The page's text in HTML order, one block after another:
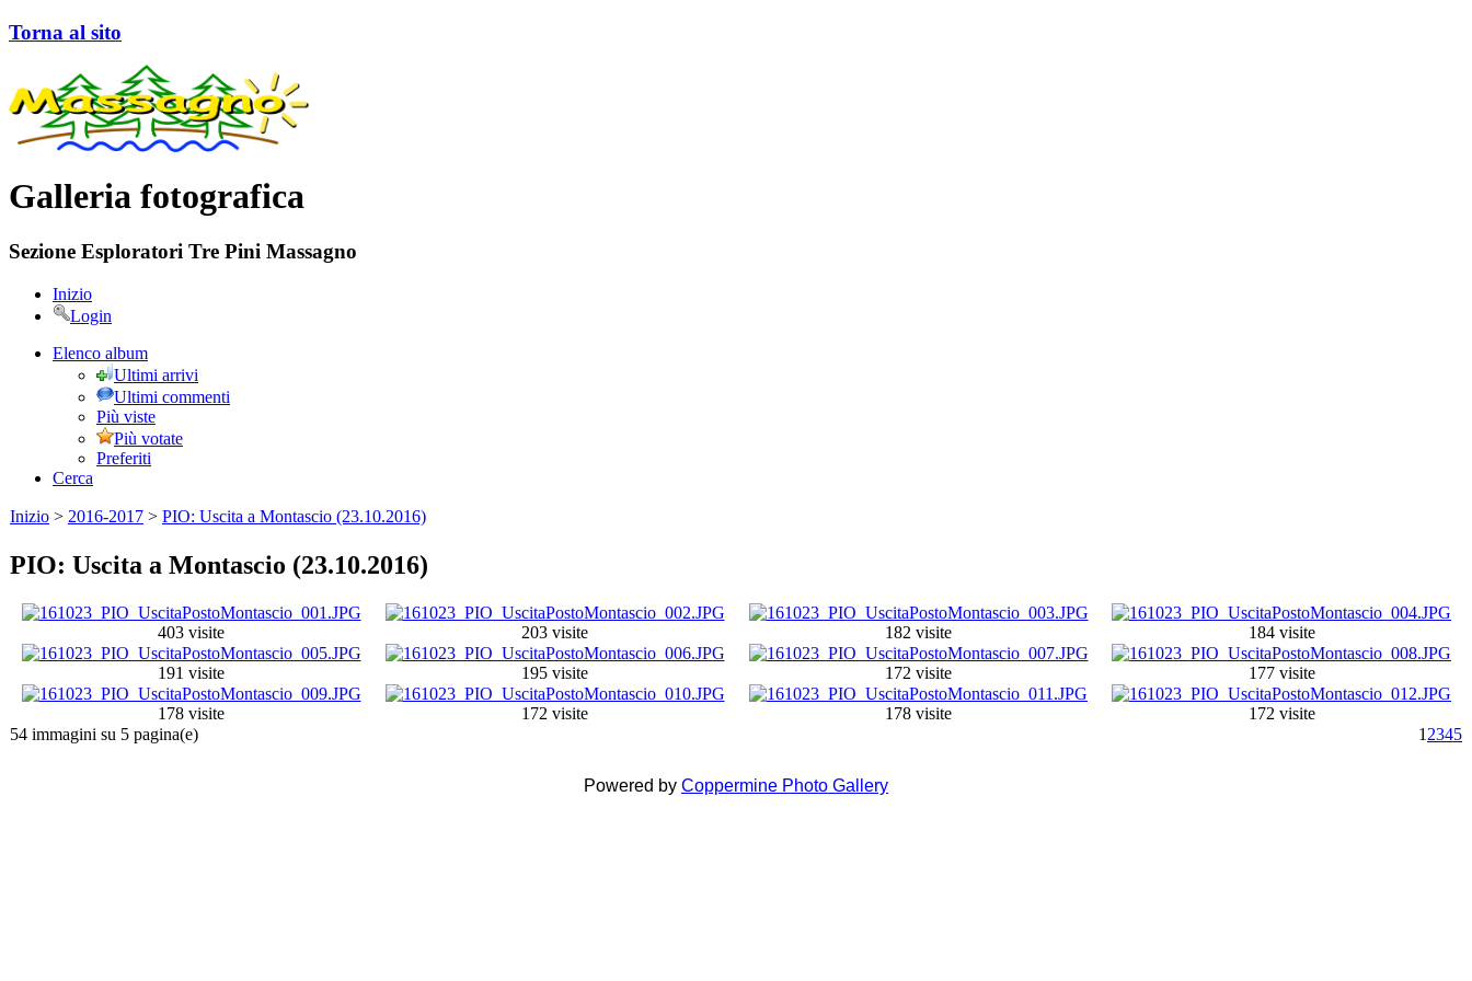
Torna al sito
Galleria fotografica
Sezione Esploratori Tre Pini Massagno
Inizio
Login
Elenco album
Ultimi arrivi
Ultimi commenti
Più viste
Più votate
Preferiti
Cerca
Inizio > 2016-2017 > PIO: Uscita a Montascio (23.10.2016)
PIO: Uscita a Montascio (23.10.2016)
403 visite 203 visite 182 visite 184 visite
191 visite 195 visite 172 visite 177 visite
178 visite 172 visite 178 visite
172 visite
54 immagini su 5 pagina(e)
1 2345
Powered by Coppermine Photo Gallery